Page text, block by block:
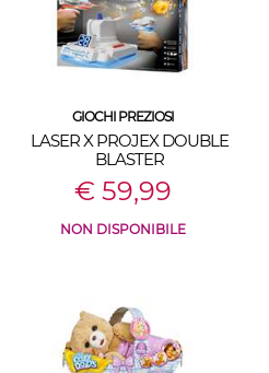
GIOCHI PREZIOSI
LASER X PROJEX DOUBLE
BLASTER
€ 59,99
NON DISPONIBILE